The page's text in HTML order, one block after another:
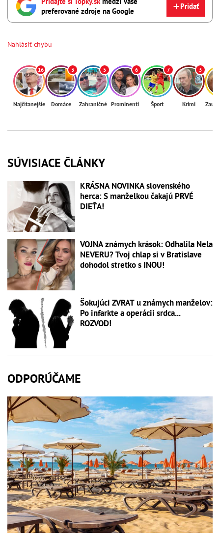
preferované zdroje na Google
Pridať
Nahlásiť chybu
16
Najčítanejšie
3
Domáce
5
Zahraničné
6
Prominenti
7
Šport
3
Krimi
SÚVISIACE ČLÁNKY
KRÁSNA NOVINKA slovenského
herca: S manželkou čakajú PRVÉ
DIEŤA!
VOJNA známych krások: Odhalila Nela
NEVERU? Tvoj chlap si v Bratislave
dohodol stretko s INOU!
Šokujúci ZVRAT u známych manželov:
Po infarkte a operácii srdca...
ROZVOD!
ODPORÚČAME